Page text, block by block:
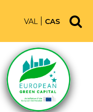
VAL CAS